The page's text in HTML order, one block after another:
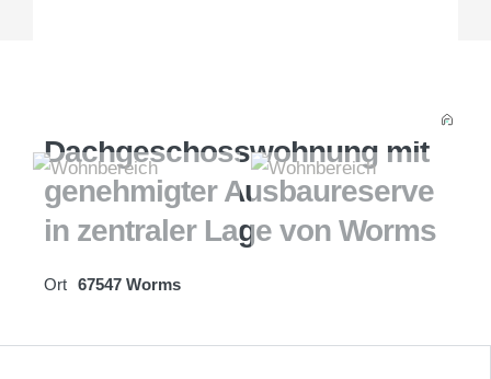
Dachgeschosswohnung mit
genehmigter Ausbaureserve
in zentraler Lage von Worms
Ort 67547 Worms